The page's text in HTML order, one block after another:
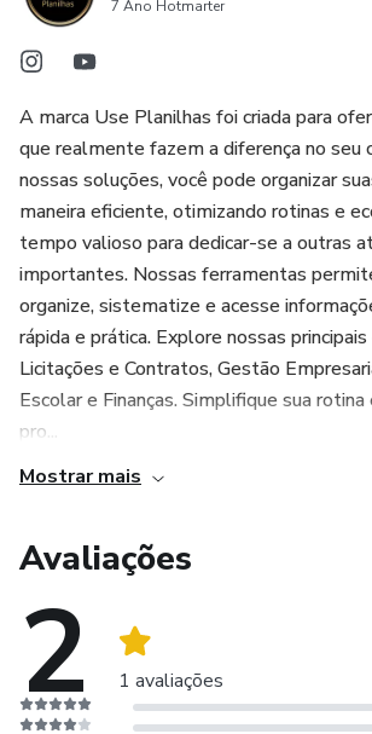
juntamente com as informações de suas
contratadas. Garanta que todos os
Alerta de Aniversários:
A ferramenta conta com notificações
automáticas sobre os próximos
alunos, utilizando as informações
Controle Mensalidade Mensal:
Mantenha-se atualizado com o status
mês a mês, garantindo uma gestão
Observação: Se sua demanda ultrapassar
useplanilhas@gmail.com para discutir
mensalidades na sua academia hoje
7 Ano Hotmarter
A marca Use Planilhas foi criada para
que realmente fazem a diferença no seu
nossas soluções, você pode organizar
maneira eficiente, otimizando rotinas e
tempo valioso para dedicar-se a outras
importantes. Nossas ferramentas
organize, sistematize e acesse
rápida e prática. Explore nossas
Licitações e Contratos, Gestão
Escolar e Finanças. Simplifique sua
pro...
Mostrar mais
Avaliações
2 1 avaliações